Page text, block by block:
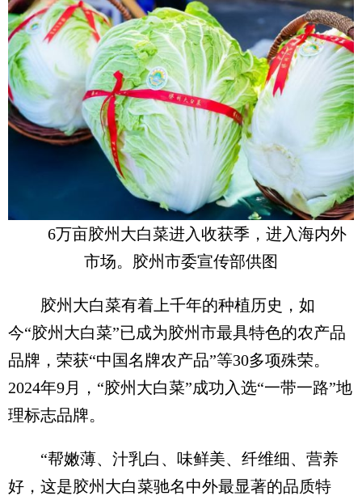
6万亩胶州大白菜进入收获季，进入海内外
市场。胶州市委宣传部供图
胶州大白菜有着上千年的种植历史，如
今“胶州大白菜”已成为胶州市最具特色的农产品
品牌，荣获“中国名牌农产品”等30多项殊荣。
2024年9月，“胶州大白菜”成功入选“一带一路”地
理标志品牌。
“帮嫩薄、汁乳白、味鲜美、纤维细、营养
好，这是胶州大白菜驰名中外最显著的品质特